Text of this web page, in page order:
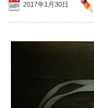
2017年1月30日